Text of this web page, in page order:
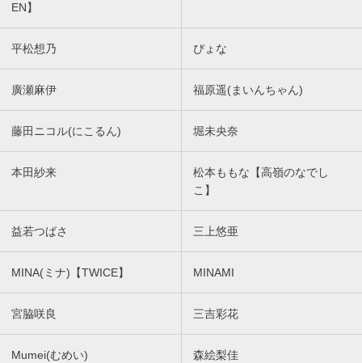
EN】
平松想乃 ぴょな
廣瀬麻伊 福原遥(まいんちゃん)
藤田ニコル(にこるん) 堀未央奈
本田紗来
松本ももな【高嶺のなでし
こ】
益若つばさ 三上悠亜
MINA(ミナ)【TWICE】 MINAMI
宮脇咲良 三吉彩花
Mumei(むめい) 森絵梨佳